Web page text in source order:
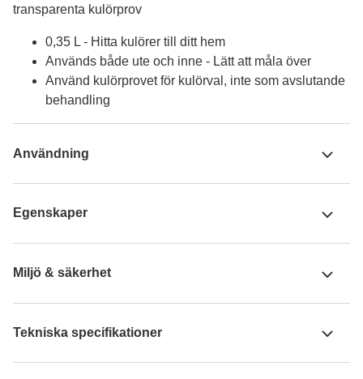
transparenta kulörprov
0,35 L - Hitta kulörer till ditt hem
Används både ute och inne - Lätt att måla över
Använd kulörprovet för kulörval, inte som avslutande
behandling
Användning
Egenskaper
Miljö & säkerhet
Tekniska specifikationer